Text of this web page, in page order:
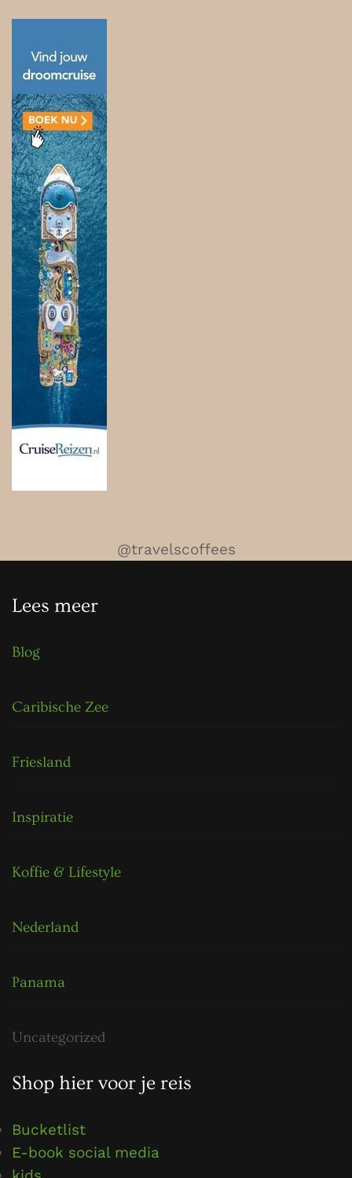
@travelscoffees
Lees meer
Blog
Caribische Zee
Friesland
Inspiratie
Koffie & Lifestyle
Nederland
Panama
Uncategorized
Shop hier voor je reis
Bucketlist
E-book social media